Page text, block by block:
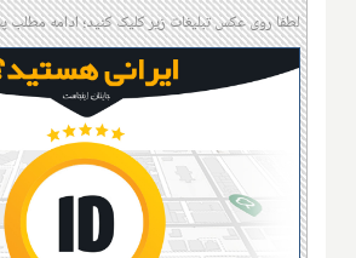
لطفا روی عکس تبلیغات زیر کلیک کنید؛ ادامه مطلب